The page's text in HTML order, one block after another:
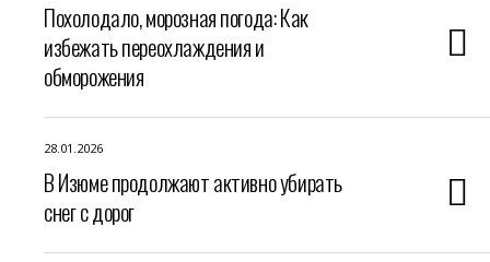
Похолодало, морозная погода: Как
избежать переохлаждения и
обморожения
28.01.2026
В Изюме продолжают активно убирать
снег с дорог